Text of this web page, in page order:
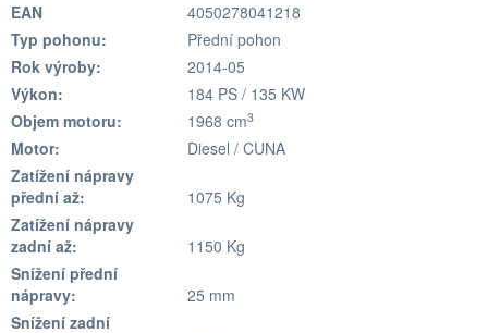
EAN
4050278041218
Typ pohonu:
Přední pohon
Rok výroby:
2014-05
Výkon:
184 PS / 135 KW
Objem motoru:
1968 cm3
Motor:
Diesel / CUNA
Zatížení nápravy
přední až:
1075 Kg
Zatížení nápravy
zadní až:
1150 Kg
Snížení přední
nápravy:
25 mm
Snížení zadní